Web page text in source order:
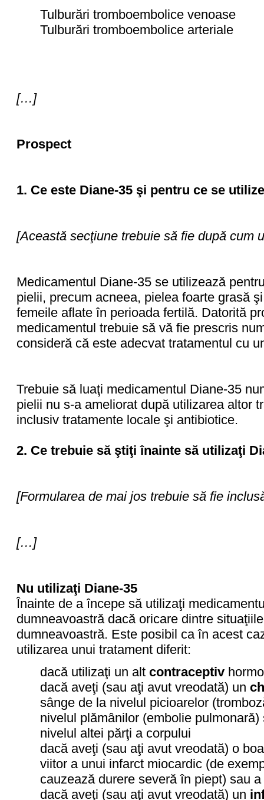
Tulburări tromboembolice venoase
Tulburări tromboembolice arteriale
[…]
Prospect
1. Ce este Diane-35 şi pentru ce se
[Această secţiune trebuie să fie după cum
Medicamentul Diane-35 se utilizează
pielii, precum acneea, pielea foarte grasă
femeile aflate în perioada fertilă. Datorită
medicamentul trebuie să vă fie prescris
consideră că este adecvat tratamentul cu
Trebuie să luaţi medicamentul Diane-35
pielii nu s-a ameliorat după utilizarea altor
inclusiv tratamente locale şi antibiotice.
2. Ce trebuie să ştiţi înainte să utilizaţi
[Formularea de mai jos trebuie să fie
[…]
Nu utilizaţi Diane-35
Înainte de a începe să utilizaţi
dumneavoastră dacă oricare dintre
dumneavoastră. Este posibil ca în acest
utilizarea unui tratament diferit:
dacă utilizaţi un alt contraceptiv
dacă aveţi (sau aţi avut vreodată) un
sânge de la nivelul picioarelor
nivelul plămânilor (embolie
nivelul altei părţi a corpului
dacă aveţi (sau aţi avut vreodată) o
viitor a unui infarct miocardic (de
cauzează durere severă în piept) sau
dacă aveţi (sau aţi avut vreodată) un